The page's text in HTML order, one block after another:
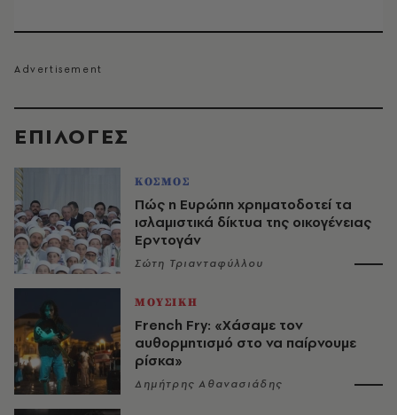
EΠΙΛΟΓΈΣ
ΚΟΣΜΟΣ
Πώς η Ευρώπη χρηματοδοτεί τα
ισλαμιστικά δίκτυα της οικογένειας
Ερντογάν
Σώτη Τριανταφύλλου
ΜΟΥΣΙΚΗ
French Fry: «Χάσαμε τον
αυθορμητισμό στο να παίρνουμε
ρίσκα»
Δημήτρης Αθανασιάδης